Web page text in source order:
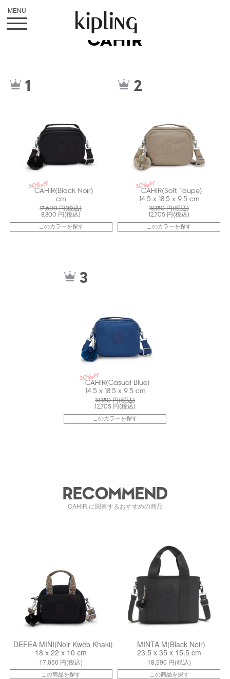
CAHIR
1
50%off
CAHIR(Black Noir)
cm
17,600円(税込)
8,800 円(税込)
このカラーを探す
2
30%off
CAHIR(Soft Taupe)
14.5 x 18.5 x 9.5 cm
18,150円(税込)
12,705 円(税込)
このカラーを探す
3
30%off
CAHIR(Casual Blue)
14.5 x 18.5 x 9.5 cm
18,150円(税込)
12,705 円(税込)
このカラーを探す
RECOMMEND
CAHIR に関連するおすすめの商品
DEFEA MINI(Noir Kweb Khaki)
18 x 22 x 10 cm
17,050 円(税込)
この商品を探す
MINTA M(Black Noir)
23.5 x 35 x 15.5 cm
18,590 円(税込)
この商品を探す